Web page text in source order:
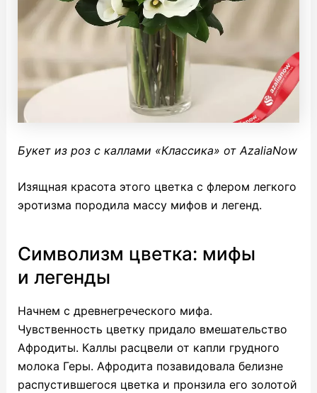
Букет из роз с каллами «Классика» от AzaliaNow
Изящная красота этого цветка с флером легкого
эротизма породила массу мифов и легенд.
Символизм цветка: мифы
и легенды
Начнем с древнегреческого мифа.
Чувственность цветку придало вмешательство
Афродиты. Каллы расцвели от капли грудного
молока Геры. Афродита позавидовала белизне
распустившегося цветка и пронзила его золотой